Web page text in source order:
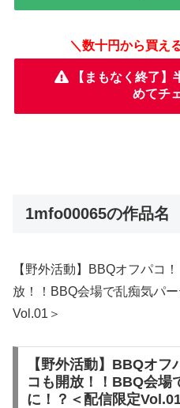
＼数十円から買え
【まもなく終了】
めてチ
1mfo00065の作品名
【野外活動】BBQオフパコ
放！！BBQ会場で乱痴気パ
Vol.01＞
【野外活動】BBQオ
コも開放！！BBQ会場
に！？＜配信限定